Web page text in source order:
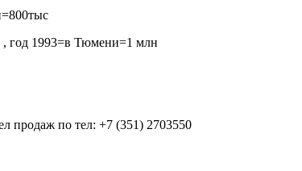
год 1993=в Тюмени=1 млн
продаж по тел: +7 (351) 2703550